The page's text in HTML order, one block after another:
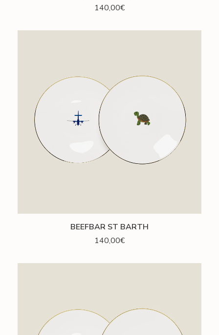
140,00€
AJOUTER AU PANIER
BEEFBAR ST BARTH
140,00€